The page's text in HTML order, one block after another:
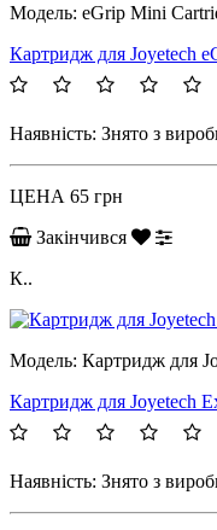
Модель: eGrip Mini
Картридж для Joyetech
Наявність: Знято з
ЦЕНА 65 грн
Закінчився
К..
Модель: Картридж для
Картридж для Joyetech
Наявність: Знято з